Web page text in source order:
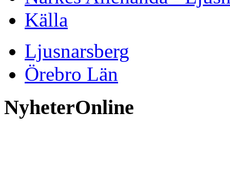
Källa
Ljusnarsberg
Örebro Län
NyheterOnline